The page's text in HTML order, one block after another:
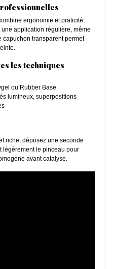
ergonomie et praticité.
application régulière, même
capuchon transparent permet
les techniques
ou Rubber Base
lumineux, superpositions
riche, déposez une seconde
légèrement le pinceau pour
avant catalyse.